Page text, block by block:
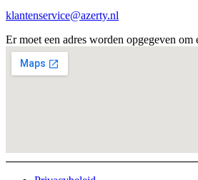
klantenservice@azerty.nl
Er moet een adres worden opgegeven om